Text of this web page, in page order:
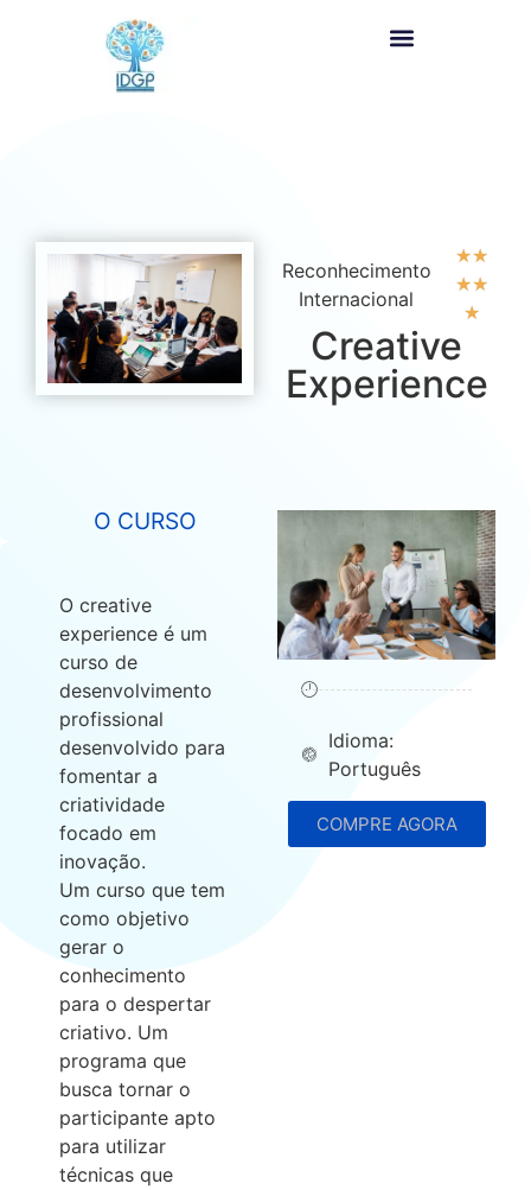
Reconhecimento
Internacional
★★
★★
★
Creative
Experience
O CURSO
O creative
experience é um
curso de
desenvolvimento
profissional
desenvolvido para
fomentar a
criatividade
focado em
inovação.
Um curso que tem
como objetivo
gerar o
conhecimento
para o despertar
criativo. Um
programa que
busca tornar o
participante apto
para utilizar
técnicas que
Idioma:
Português
COMPRE AGORA